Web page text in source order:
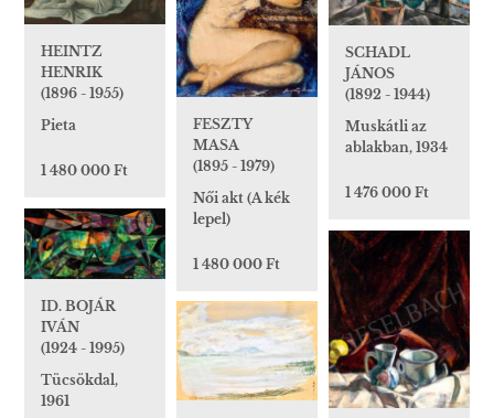
HEINTZ
HENRIK
(1896 - 1955)
Pieta
1 480 000 Ft
FESZTY
MASA
(1895 - 1979)
Női akt (A kék
lepel)
1 480 000 Ft
SCHADL
JÁNOS
(1892 - 1944)
Muskátli az
ablakban, 1934
1 476 000 Ft
ID. BOJÁR
IVÁN
(1924 - 1995)
Tücsökdal,
1961